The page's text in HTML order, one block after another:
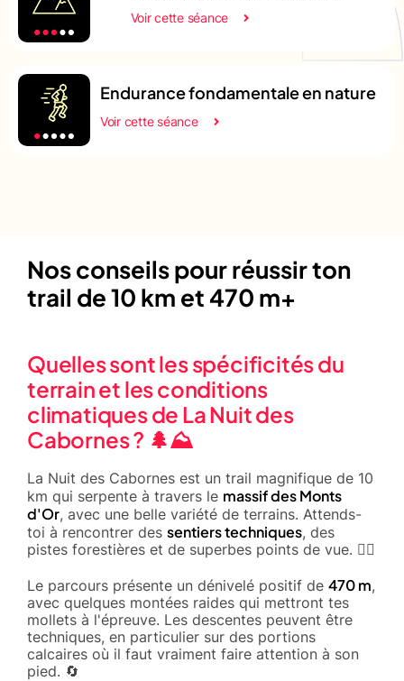
Voir cette séance
Endurance fondamentale en nature
Voir cette séance
Nos conseils pour réussir ton
trail de 10 km et 470 m+
Quelles sont les spécificités du
terrain et les conditions
climatiques de La Nuit des
Cabornes ? 🌲⛰️
La Nuit des Cabornes est un trail magnifique de 10
km qui serpente à travers le massif des Monts
d'Or, avec une belle variété de terrains. Attends-
toi à rencontrer des sentiers techniques, des
pistes forestières et de superbes points de vue. 🚶‍♂️
Le parcours présente un dénivelé positif de 470 m,
avec quelques montées raides qui mettront tes
mollets à l'épreuve. Les descentes peuvent être
techniques, en particulier sur des portions
calcaires où il faut vraiment faire attention à son
pied. 🔄